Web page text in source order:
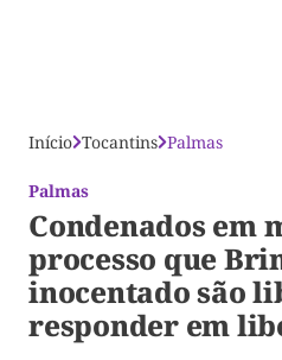
Início Tocantins Palmas
Palmas
Condenados em
processo que
inocentado são
responder em